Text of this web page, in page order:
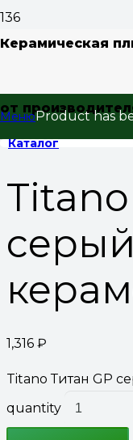
Керамическая
от
МенюProducthas
Каталог
50x50/ Titano
1,316 ₽
Titano Титан GP
quantity